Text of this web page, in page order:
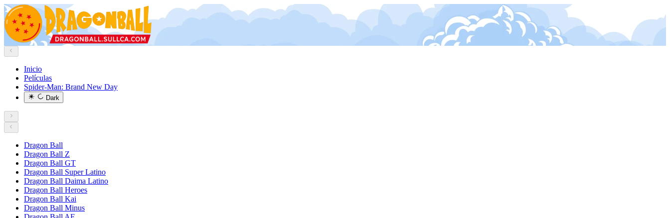
Inicio
Películas
Spider-Man: Brand New Day
Dark
Dragon Ball
Dragon Ball Z
Dragon Ball GT
Dragon Ball Super Latino
Dragon Ball Daima Latino
Dragon Ball Heroes
Dragon Ball Kai
Dragon Ball Minus